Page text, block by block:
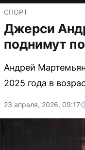
СПОРТ
Джерси
поднимут
Андрей
2025 года в
23 апреля, 2026, 09:17